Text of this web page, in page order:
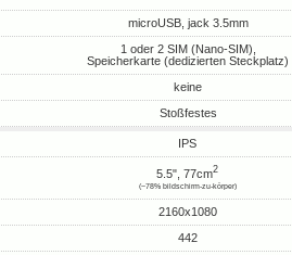
microUSB, jack 3.5mm
1 oder 2 SIM (Nano-SIM),
Speicherkarte (dedizierten Steckplatz)
keine
Stoßfestes
IPS
5.5", 77cm2
(~78% bildschirm-zu-körper)
2160x1080
442